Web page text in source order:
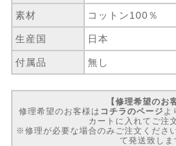
素材 コットン100％
生産国 日本
付属品 無し
【修理希望のお
修理希望のお客様は コチラのページ よ
カートに入れてご注
※修理が必要な場合のみご注文くださ
て発送致しま